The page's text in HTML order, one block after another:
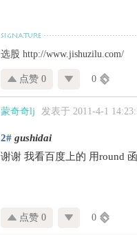
选股 http://www.jishuzilu.com/
点赞 0 0
蒙奇奇lj 发表于 2011-4-1
2# gushidai
谢谢 我看百度上的 用round
点赞 0 0